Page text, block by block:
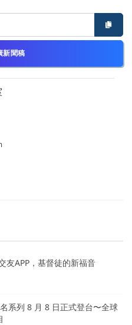
新聞稿
友APP，基督徒的新福音
系列 8 月 8 日正式登台〜全球